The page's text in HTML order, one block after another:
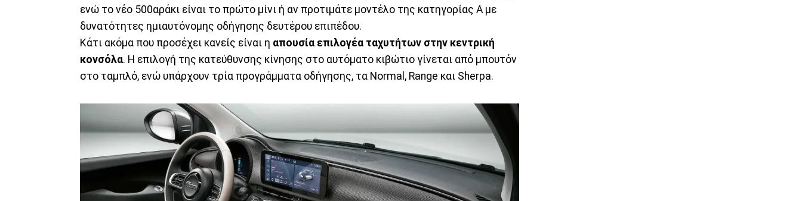
ενώ το νέο 500αράκι είναι το πρώτο μίνι ή αν προτιμάτε μοντέλο της κατηγορίας Α με
δυνατότητες ημιαυτόνομης οδήγησης δευτέρου επιπέδου.
Κάτι ακόμα που προσέχει κανείς είναι η απουσία επιλογέα ταχυτήτων στην κεντρική
κονσόλα. Η επιλογή της κατεύθυνσης κίνησης στο αυτόματο κιβώτιο γίνεται από μπουτόν
στο ταμπλό, ενώ υπάρχουν τρία προγράμματα οδήγησης, τα Normal, Range και Sherpa.